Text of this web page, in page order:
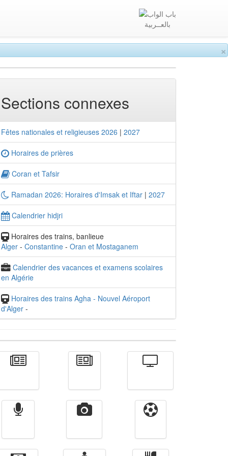
×
بالعــربية
Sections connexes
Fêtes nationales et religieuses 2026 | 2027
Horaires de prières
Coran et Tafsir
Ramadan 2026: Horaires d'Imsak et Iftar | 2027
Calendrier hidjri
Horaires des trains, banlieue
Alger - Constantine - Oran et Mostaganem
Calendrier des vacances et examens scolaires
en Algérie
Horaires des trains Agha - Nouvel Aéroport
d'Alger -